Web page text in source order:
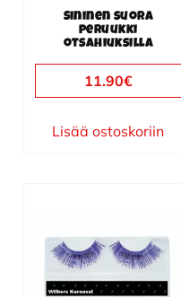
Sininen suora
peruukki
otsahiuksilla
11.90€
Lisää ostoskoriin